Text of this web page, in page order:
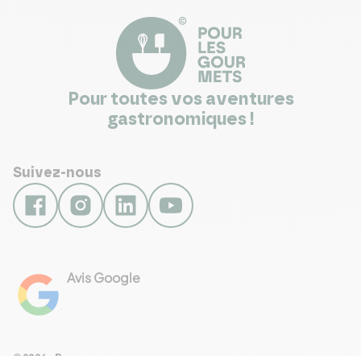
Pour toutes vos aventures
gastronomiques !
Suivez-nous
Avis Google